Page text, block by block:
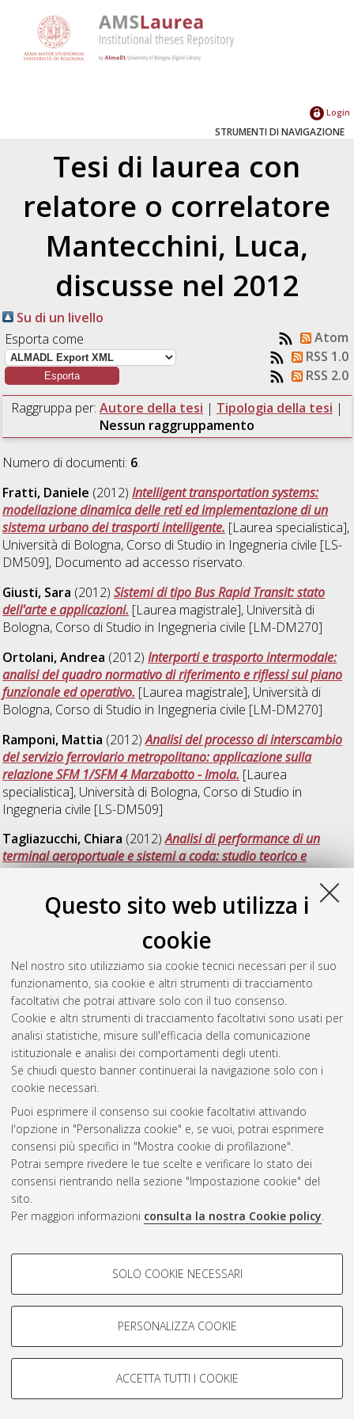
Questo sito web utilizza i
cookie
Nel nostro sito utilizziamo sia cookie tecnici necessari per il suo
funzionamento, sia cookie e altri strumenti di tracciamento
facoltativi che potrai attivare solo con il tuo consenso.
Cookie e altri strumenti di tracciamento facoltativi sono usati per
analisi statistiche, misure sull'efficacia della comunicazione
istituzionale e analisi dei comportamenti degli utenti.
Se chiudi questo banner continuerai la navigazione solo con i
cookie necessari.
Puoi esprimere il consenso sui cookie facoltativi attivando
l'opzione in "Personalizza cookie" e, se vuoi, potrai esprimere
consensi più specifici in "Mostra cookie di profilazione".
Potrai sempre rivedere le tue scelte e verificare lo stato dei
consensi rientrando nella sezione "Impostazione cookie" del
sito.
Per maggiori informazioni consulta la nostra Cookie policy.
COOKIE DI PROFILAZIONE -
Si tratta di cookie utilizzati per analizzare le caratteristiche della
navigazione degli utenti, creare profili in base al loro comportamento
Mostra cookie di profilazione
COOKIE TECNICI - NECESSARI
SOLO COOKIE NECESSARI
PERSONALIZZA COOKIE
ACCETTA TUTTI I COOKIE
Login
STRUMENTI DI NAVIGAZIONE
Tesi di laurea con
relatore o correlatore
Mantecchini, Luca,
discusse nel 2012
Su di un livello
Esporta come
Atom
RSS 1.0
RSS 2.0
Raggruppa per: Autore della tesi | Tipologia della tesi |
Nessun raggruppamento
Numero di documenti: 6.
Fratti, Daniele (2012)Intelligent transportation systems:
modellazione dinamica delle reti ed implementazione di un
sistema urbano dei trasporti intelligente. [Laurea specialistica],
Università di Bologna, Corso di Studio in Ingegneria civile [LS-
DM509], Documento ad accesso riservato.
Giusti, Sara (2012)Sistemi di tipo Bus Rapid Transit: stato
dell'arte e applicazioni. [Laurea magistrale], Università di
Bologna, Corso di Studio in Ingegneria civile [LM-DM270]
Ortolani, Andrea (2012)Interporti e trasporto intermodale:
analisi del quadro normativo di riferimento e riflessi sul piano
funzionale ed operativo. [Laurea magistrale], Università di
Bologna, Corso di Studio in Ingegneria civile [LM-DM270]
Ramponi, Mattia (2012)Analisi del processo di interscambio
del servizio ferroviario metropolitano: applicazione sulla
relazione SFM 1/SFM 4 Marzabotto - Imola. [Laurea
specialistica], Università di Bologna, Corso di Studio in
Ingegneria civile [LS-DM509]
Tagliazucchi, Chiara (2012)Analisi di performance di un
terminal aeroportuale e sistemi a coda: studio teorico e
applicazione numerica per la mobilità land-side dell'aeroporto
[Laurea specialistica], Università di
Bologna, Corso di Studio inIngegneria civile [LS-DM509]
,
di capacità per le intersezioni a rotatoria.[Laurea
specialistica], Università di Bologna, Corso di Studio in
Ingegneria civile [LS-DM509]
Questa lista e' stata generata ilMon Aug 10 09:50:52 2026
CEST
Atom
Rss 1.0
Rss 2.0
AMS Laurea
Impostazioni Cookie
Informativa sulla privacy
Condizioni d’uso del sito